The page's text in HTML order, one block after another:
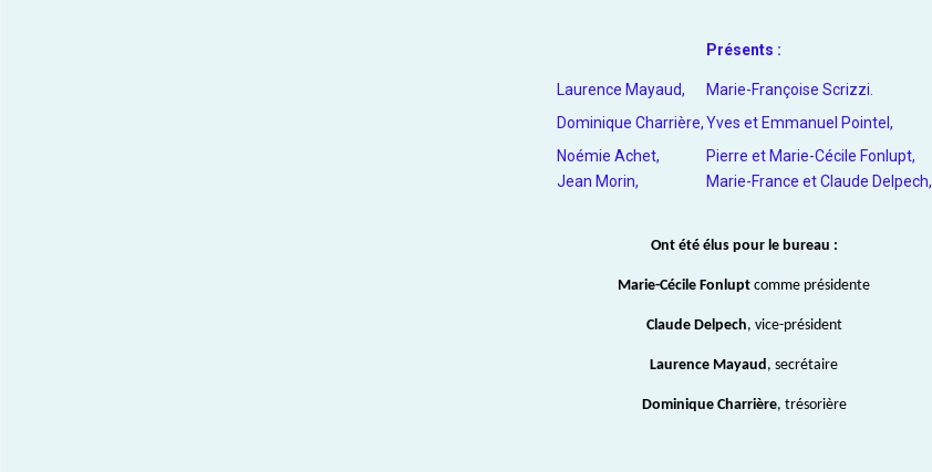
Présents :
Laurence Mayaud,
Marie-Françoise Scrizzi.
Dominique Charrière,Yves et Emmanuel Pointel,
Noémie Achet,
Pierre et Marie-Cécile Fonlupt,
Jean Morin,
Marie-France et Claude Delpech,
Ont été élus pour le bureau :
Marie-Cécile Fonlupt comme présidente
Claude Delpech, vice-président
Laurence Mayaud , secrétaire
Dominique Charrière, trésorière